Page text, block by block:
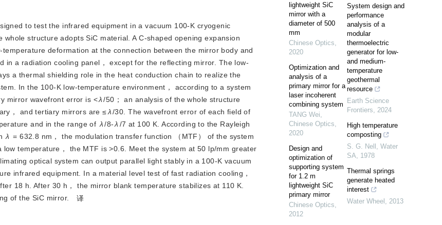
to test the infrared equipment in a vacuum 100-K cryogenic
structure adopts SiC material. A C-shaped opening expansion
deformation at the connection between the mirror body and
in a radiation cooling panel， except for the reflecting mirror. The low-
a thermal shielding role in the heat conduction chain to realize the
In the 100-K low-temperature environment， according to a system
mirror wavefront error is <λ /50； an analysis of the whole structure
， and tertiary mirrors are ≤λ/30. The wavefront error of each field of
and in the range of λ/8- λ /7 at 100 K. According to the Rayleigh
λ = 632.8 nm， the modulation transfer function （MTF） of the system
low temperature， the MTF is>0.6. Meet the system at 50 lp/mm greater
optical system can output parallel light stably in a 100-K vacuum
infrared equipment. In a material level test of fast radiation cooling，
18 h. After 30 h， the mirror blank temperature stabilizes at 110 K.
of the SiC mirror.
译
lightweight SiC
mirror with a
diameter of 500
mm
Chinese Optics,
2020
Optimization and
analysis of a
primary mirror for a
laser incoherent
combining system
TANG Wei,
Chinese Optics,
2020
Design and
optimization of
supporting system
for 1.2 m
lightweight SiC
primary mirror
Chinese Optics,
2012
System design and
performance
analysis of a
modular
thermoelectric
generator for low-
and medium-
temperature
geothermal
resource
Earth Science
Frontiers, 2024
High temperature
composting
S. G. Nell , Water
SA, 1978
Thermal springs
generate heated
interest
Water Wheel , 2013